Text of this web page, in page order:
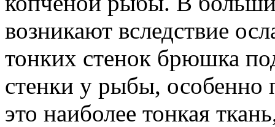
возникают вследствие
тонких стенок брюшка
стенки у рыбы, особенно
это наиболее тонкая